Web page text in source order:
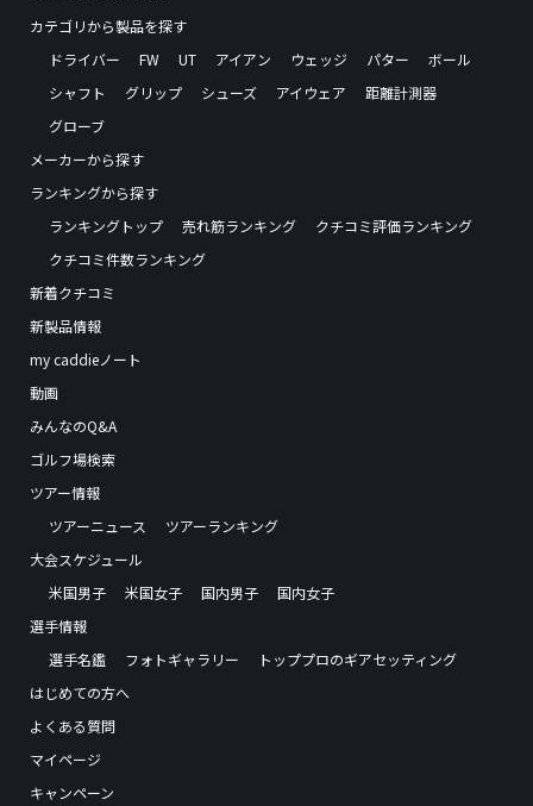
カテゴリから製品を探す
ドライバー
FW UT アイアン ウェッジ パター
ボール
シャフト
グリップ シューズ アイウェア
距離計測器
グローブ
メーカーから探す
ランキングから探す
ランキングトップ
売れ筋ランキング
クチコミ評価ランキング
クチコミ件数ランキング
新着クチコミ
新製品情報
my caddieノート
動画
みんなのQ&A
ゴルフ場検索
ツアー情報
ツアーニュース
ツアーランキング
大会スケジュール
米国男子
米国女子 国内男子
国内女子
選手情報
選手名鑑
フォトギャラリー
トッププロのギアセッティング
はじめての方へ
よくある質問
マイページ
キャンペーン